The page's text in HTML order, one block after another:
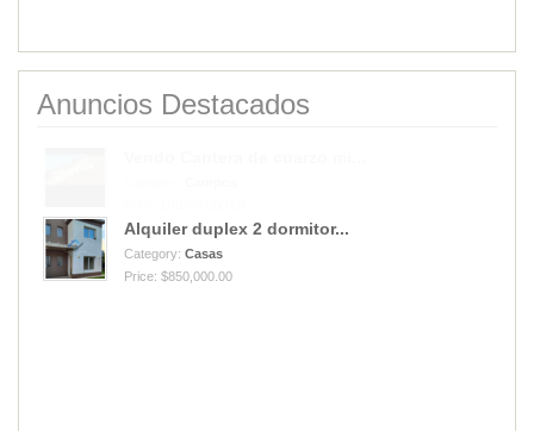
Anuncios Destacados
Alquiler duplex 2 dormitor...
Category: Casas
Price: $850,000.00